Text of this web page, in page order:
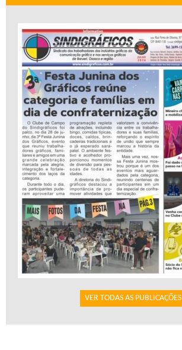
VER TODAS AS PUBLICAÇÕES